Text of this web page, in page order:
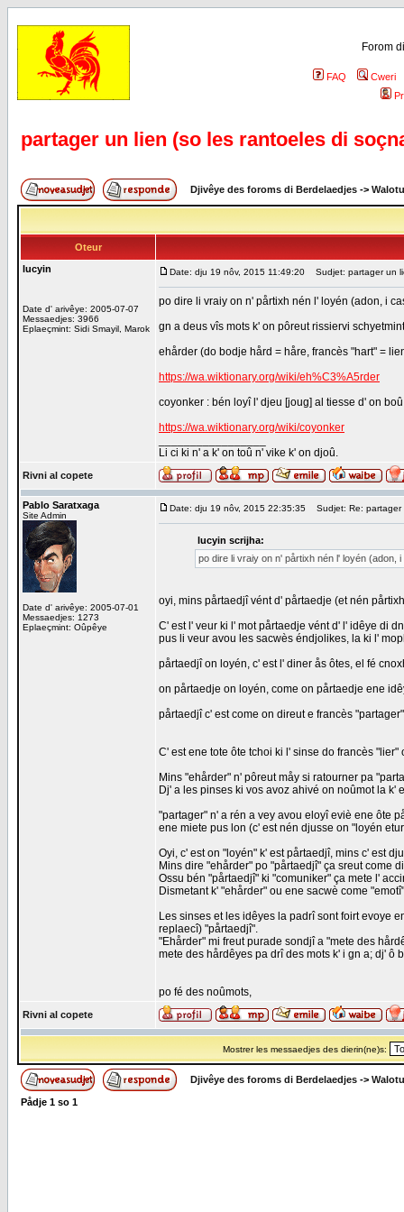
Forom
FAQ
Cweri
partager un lien (so les rantoeles di
Djivêye des foroms di Berdelaedjes ->
Oteur
lucyin
Date d' arivêye: 2005-07-07
Messaedjes: 3966
Eplaeçmint: Sidi Smayil, Marok
Date: dju 19 nôv, 2015 11:49:20 Sudjet: partager un
po dire li vraiy on n' pårtixh nén l' loyén (adon, i
gn a deus vîs mots k' on pôreut rissiervi
ehårder (do bodje hård = håre, francès "hart" =
https://wa.wiktionary.org/wiki/eh%C3%A5rder
coyonker : bén loyî l' djeu [joug] al tiesse d' on
https://wa.wiktionary.org/wiki/coyonker
Li ci ki n' a k' on toû n' vike k' on djoû.
Rivni al copete
Pablo Saratxaga
Site Admin
Date d' arivêye: 2005-07-01
Messaedjes: 1273
Eplaeçmint: Oûpêye
Date: dju 19 nôv, 2015 22:35:35 Sudjet: Re: partager
lucyin scrijha:
po dire li vraiy on n' pårtixh nén l' loyén (adon,
oyi, mins pårtaedjî vént d' pårtaedje (et nén
C' est l' veur ki l' mot pårtaedje vént d' l' idêye di
pus li veur avou les sacwès éndjolikes, la ki l'
pårtaedjî on loyén, c' est l' diner ås ôtes, el fé
on pårtaedje on loyén, come on pårtaedje ene
pårtaedjî c' est come on direut e francès
C' est ene tote ôte tchoi ki l' sinse do francès
Mins "ehårder" n' pôreut måy si ratourner pa
Dj' a les pinses ki vos avoz ahivé on noûmot la k'
"partager" n' a rén a vey avou eloyî eviè ene ôte
ene miete pus lon (c' est nén djusse on "loyén
Oyi, c' est on "loyén" k' est pårtaedjî, mins c' est
Mins dire "ehårder" po "pårtaedjî" ça sreut come
Ossu bén "pårtaedjî" ki "comuniker" ça mete l'
Dismetant k' "ehårder" ou ene sacwè come
Les sinses et les idêyes la padrî sont foirt evoye
replaecî) "pårtaedjî".
"Ehårder" mi freut purade sondjî a "mete des
mete des hårdêyes pa drî des mots k' i gn a; dj' ô
po fé des noûmots,
Rivni al copete
Mostrer les messaedjes des dierin(ne)s:
Djivêye des foroms di Berdelaedjes ->
Pådje 1 so 1